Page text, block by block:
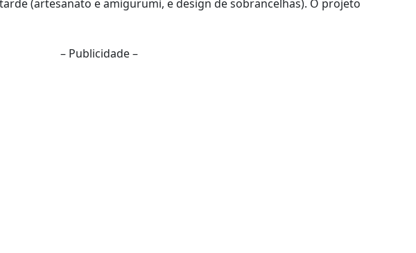
(artesanato e amigurumi, e design de sobrancelhas). O projeto
– Publicidade –